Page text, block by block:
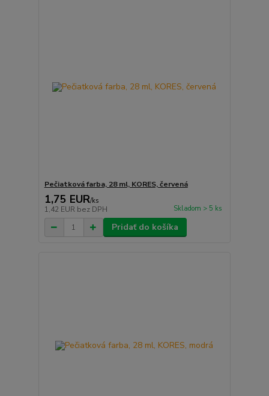
Pečiatková farba, 28 ml, KORES, červená
1,75 EUR/ks
1,42 EUR bez DPH Skladom > 5 ks
Pridať do košíka